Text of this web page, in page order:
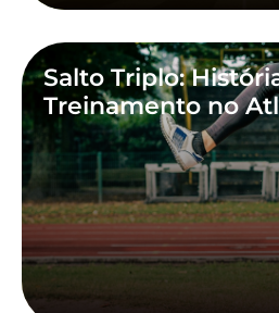
Salto Triplo:
Treinamento no